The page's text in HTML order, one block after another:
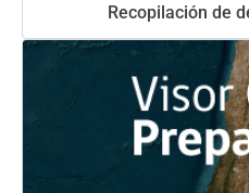
Recopilación de